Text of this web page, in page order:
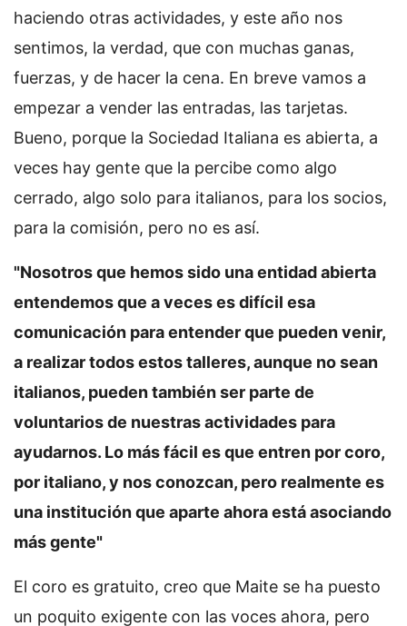
haciendo otras actividades, y este año nos
sentimos, la verdad, que con muchas ganas,
fuerzas, y de hacer la cena. En breve vamos a
empezar a vender las entradas, las tarjetas.
Bueno, porque la Sociedad Italiana es abierta, a
veces hay gente que la percibe como algo
cerrado, algo solo para italianos, para los socios,
para la comisión, pero no es así.
"Nosotros que hemos sido una entidad abierta
entendemos que a veces es difícil esa
comunicación para entender que pueden venir,
a realizar todos estos talleres, aunque no sean
italianos, pueden también ser parte de
voluntarios de nuestras actividades para
ayudarnos. Lo más fácil es que entren por coro,
por italiano, y nos conozcan, pero realmente es
una institución que aparte ahora está asociando
más gente"
El coro es gratuito, creo que Maite se ha puesto
un poquito exigente con las voces ahora, pero